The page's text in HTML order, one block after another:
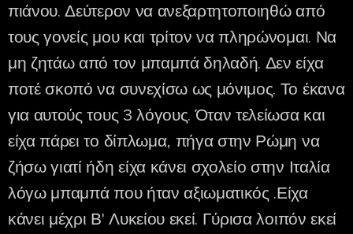
πιάνου. Δεύτερον να ανεξαρτητοποιηθώ από
τους γονείς μου και τρίτον να πληρώνομαι. Να
μη ζητάω από τον μπαμπά δηλαδή. Δεν είχα
ποτέ σκοπό να συνεχίσω ως μόνιμος. Το έκανα
για αυτούς τους 3 λόγους. Όταν τελείωσα και
είχα πάρει το δίπλωμα, πήγα στην Ρώμη να
ζήσω γιατί ήδη είχα κάνει σχολείο στην Ιταλία
λόγω μπαμπά που ήταν αξιωματικός .Είχα
κάνει μέχρι Β' Λυκείου εκεί. Γύρισα λοιπόν εκεί